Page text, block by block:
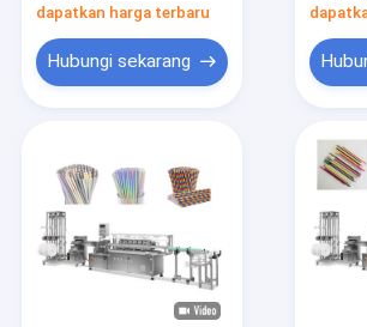
dapatkan harga terbaru
Hubungi sekarang